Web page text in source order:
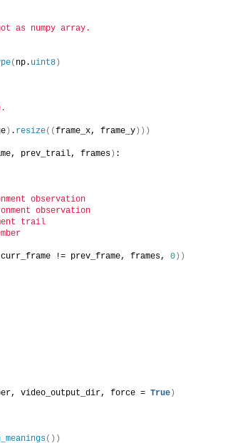
as numpy array.
( np. uint8 )
) . resize((frame_x, frame_y )))
prev_trail, frames ) :
observation
observation
trail
curr_frame != prev_frame, frames, 0 ))
video_output_dir, force = True )
())